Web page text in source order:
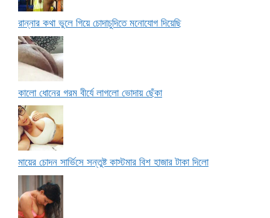
রান্নার কথা ভুলে গিয়ে চোদাচুদিতে মনোযোগ দিয়েছি
কালো ধোনের গরম বীর্যে লাগলো ভোদায় ছেঁকা
মায়ের চোদন সার্ভিসে সন্তুষ্ট কাস্টমার বিশ হাজার টাকা দিলো